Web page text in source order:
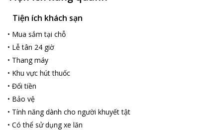
Tiện ích khách sạn
• Mua sắm tại chỗ
• Lễ tân 24 giờ
• Thang máy
• Khu vực hút thuốc
• Đổi tiền
• Bảo vệ
• Tính năng dành cho người khuyết tật
• Có thể sử dụng xe lăn